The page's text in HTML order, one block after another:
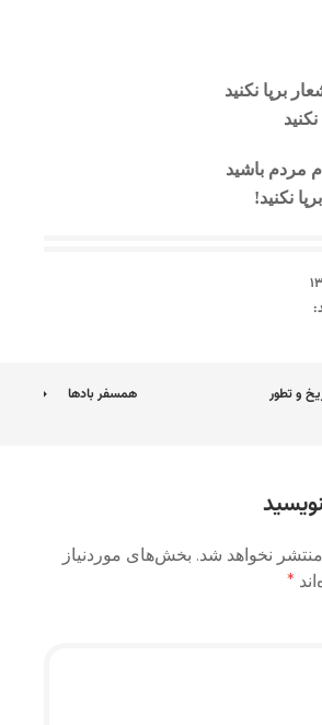
برپا نکنید
مردم باشید
نکنید!
و تطور
همسفر بادها
نخواهد شد. بخش‌های موردنیاز
*